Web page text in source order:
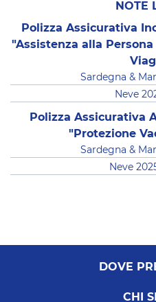
NOTE
Polizza Assicurativa
"Assistenza alla
Sardegna &
Neve
Polizza Assicurativa
"Protezione
Sardegna &
Neve
DOVE
CHI